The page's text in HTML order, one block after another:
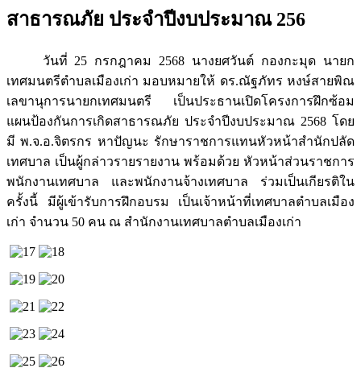
สาธารณภัย ประจำปีงบประมาณ 256
วันที่ 25 กรกฎาคม 2568 นางยศวันต์ กองกะมุด นายก
เทศมนตรีตำบลเมืองเก่า มอบหมายให้ ดร.ณัฐภัทร หงษ์สายพิณ
เลขานุการนายกเทศมนตรี เป็นประธานเปิดโครงการฝึกซ้อม
แผนป้องกันการเกิดสาธารณภัย ประจำปีงบประมาณ 2568 โดย
มี พ.จ.อ.จิตรกร หาปัญนะ รักษาราชการแทนหัวหน้าสำนักปลัด
เทศบาล เป็นผู้กล่าวรายรายงาน พร้อมด้วย หัวหน้าส่วนราชการ
พนักงานเทศบาล และพนักงานจ้างเทศบาล ร่วมเป็นเกียรติใน
ครั้งนี้ มีผู้เข้ารับการฝึกอบรม เป็นเจ้าหน้าที่เทศบาลตำบลเมือง
เก่า จำนวน 50 คน ณ สำนักงานเทศบาลตำบลเมืองเก่า